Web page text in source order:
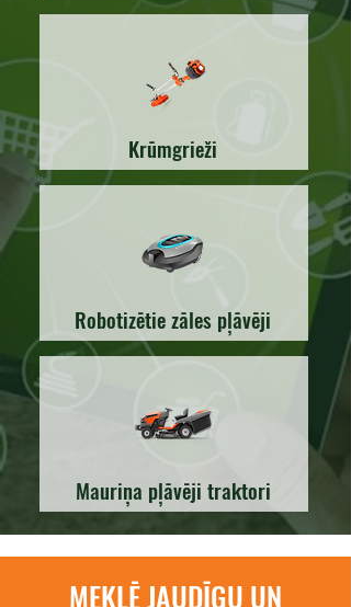
Krūmgrieži
Robotizētie zāles pļāvēji
Mauriņa pļāvēji traktori
MEKLĒ JAUDĪGU UN